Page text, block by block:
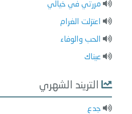
مررتي في خيالي
اعتزلت الغرام
الحب والوفاء
عيناك
التريند الشهري
جدع